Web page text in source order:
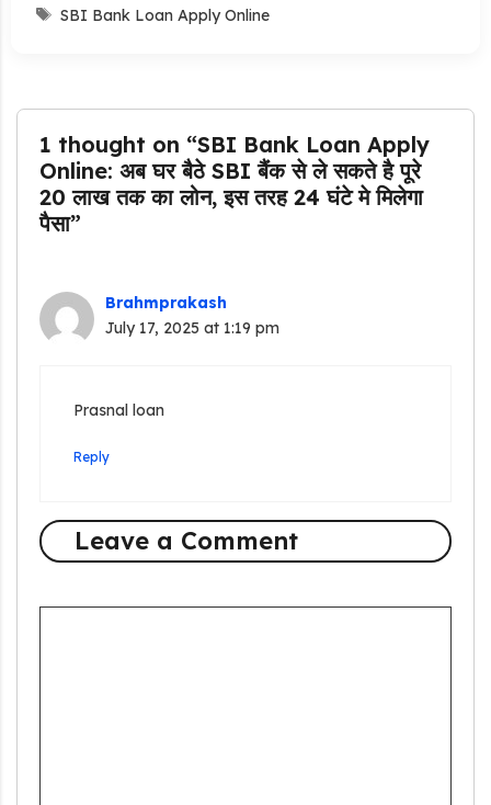
Tags
SBI Bank Loan Apply Online
1 thought on “SBI Bank Loan Apply
Online: अब घर बैठे SBI बैंक से ले सकते है पूरे
20 लाख तक का लोन, इस तरह 24 घंटे मे मिलेगा
पैसा”
Brahmprakash
July 17, 2025 at 1:19 pm
Prasnal loan
Reply
Leave a Comment